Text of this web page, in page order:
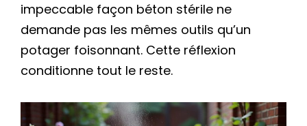
impeccable façon béton stérile ne
demande pas les mêmes outils qu’un
potager foisonnant. Cette réflexion
conditionne tout le reste.